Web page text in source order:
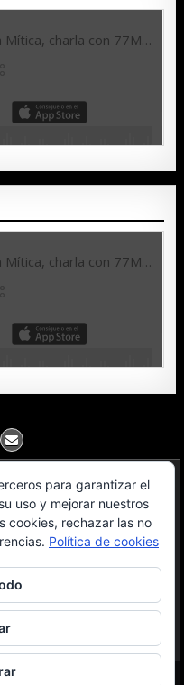
para garantizar el
uso y mejorar nuestros
cookies, rechazar las no
Política de cookies